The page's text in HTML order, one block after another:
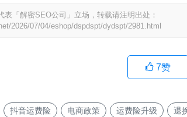
表「解密SEO公司」立场，转载请注明出处：
2026/07/04/eshop/dspdspt/dydspt/2981.html
7赞
抖音运费险 电商政策 运费险升级 退